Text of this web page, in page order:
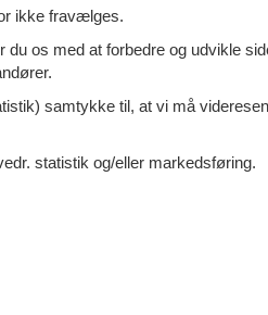
Manchas -
7
ikke fravælges.
os med at forbedre og udvikle
samtykke til, at vi må
statistik og/eller markedsføring.